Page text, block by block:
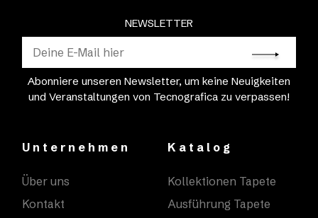
NEWSLETTER
Abonniere unseren Newsletter, um keine Neuigkeiten
und Veranstaltungen von Tecnografica zu verpassen!
Unternehmen
Über uns
Kontakt
Katalog
Kollektionen Tapete
Ausführung Tapete